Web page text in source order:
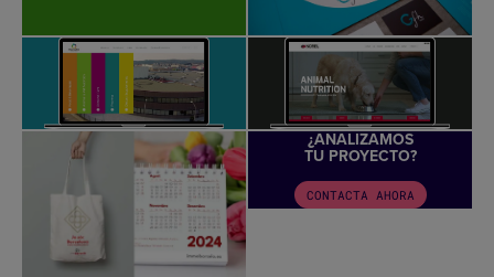
¿ANALIZAMOS
TU PROYECTO?
CONTACTA AHORA